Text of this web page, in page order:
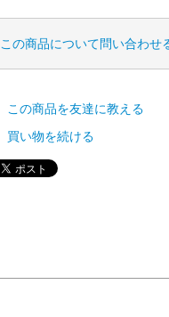
この商品について問い合わせ
この商品を友達に教える
買い物を続ける